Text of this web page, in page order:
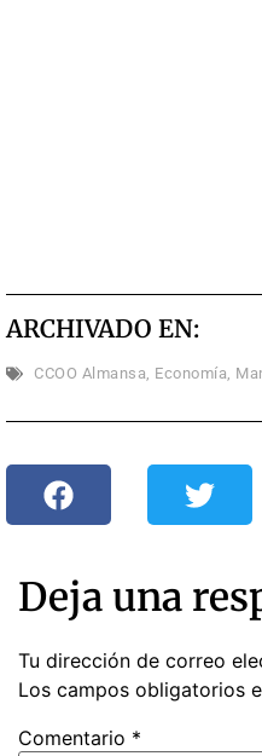
ARCHIVADO EN:
CCOO Almansa, Economía,
Deja una
Tu dirección de correo
Los campos obligatorios
Comentario *